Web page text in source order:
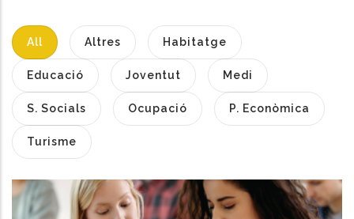
All Altres Habitatge
Educació Joventut Medi
S. Socials Ocupació P. Econòmica
Turisme